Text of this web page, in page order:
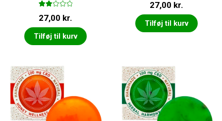
eret
2.00
af 5
27,00 kr.
Tilføj til kurv
27,00 kr.
Tilføj til kurv